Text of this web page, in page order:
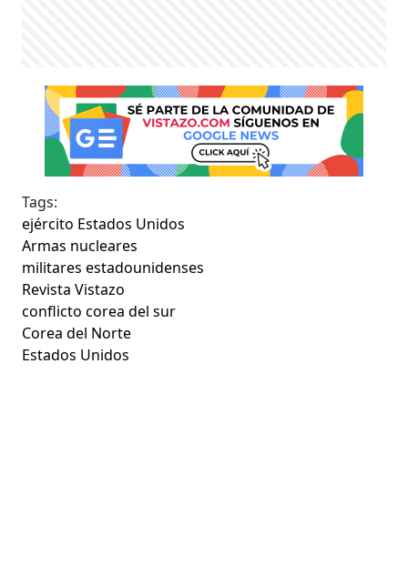
Tags:
ejército Estados Unidos
Armas nucleares
militares estadounidenses
Revista Vistazo
conflicto corea del sur
Corea del Norte
Estados Unidos